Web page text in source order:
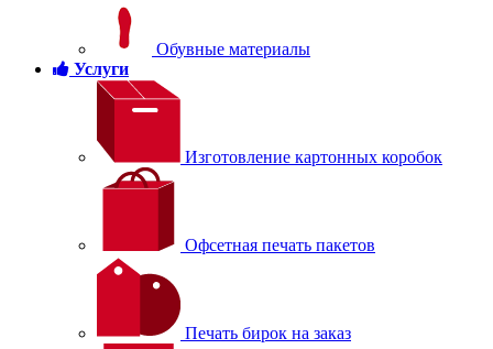
Обувные материалы
Услуги
Изготовление картонных коробок
Офсетная печать пакетов
Печать бирок на заказ